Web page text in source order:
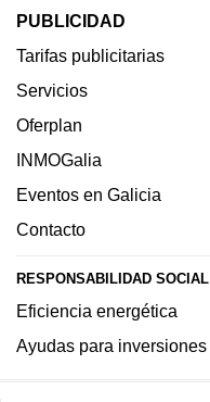
PUBLICIDAD
Tarifas publicitarias
Servicios
Oferplan
INMOGalia
Eventos en Galicia
Contacto
RESPONSABILIDAD SOCIAL
Eficiencia energética
Ayudas para inversiones